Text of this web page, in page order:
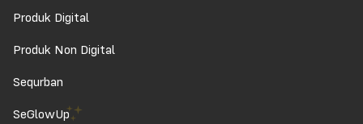
Produk Digital
Produk Non Digital
Sequrban
SeGlowUp